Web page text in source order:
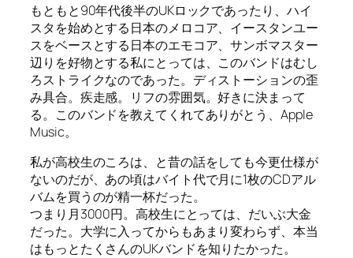
もともと90年代後半のUKロックであったり、ハイ
スタを始めとする日本のメロコア、イースタンユー
スをベースとする日本のエモコア、サンボマスター
辺りを好物とする私にとっては、このバンドはむし
ろストライクなのであった。ディストーションの歪
み具合。疾走感。リフの雰囲気。好きに決まって
る。このバンドを教えてくれてありがとう、Apple
Music。
私が高校生のころは、と昔の話をしても今更仕様が
ないのだが、あの頃はバイト代で月に1枚のCDアル
バムを買うのが精一杯だった。
つまり月3000円。高校生にとっては、だいぶ大金
だった。大学に入ってからもあまり変わらず、本当
はもっとたくさんのUKバンドを知りたかった。